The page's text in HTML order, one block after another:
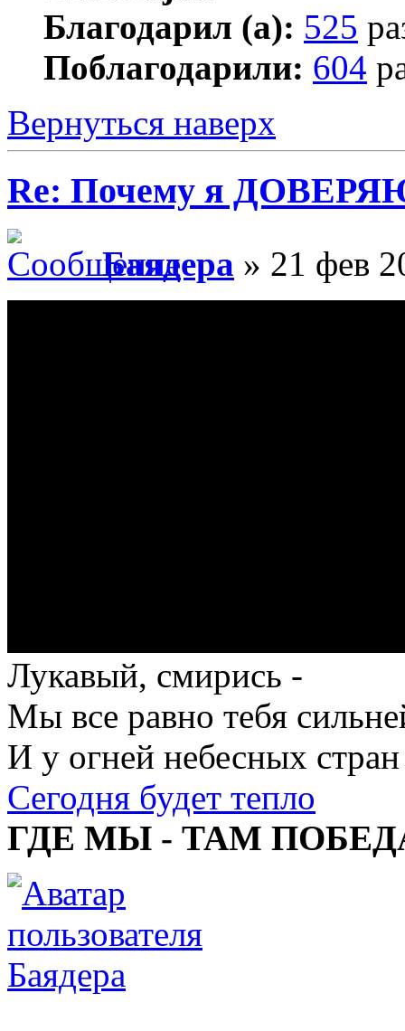
Благодарил (а): 525
Поблагодарили: 604
Вернуться наверх
Re: Почему я
Баядера » 21 фев
Лукавый, смирись -
Мы все равно тебя
И у огней небесных стран
Сегодня будет тепло
ГДЕ МЫ - ТАМ
Баядера